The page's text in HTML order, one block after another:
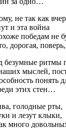
не так как
и эта война
победам не
дорогая, поверь,
ритмы
мыслей,
понять
этих стен…
голодные рты,
и лезут клыки,
много